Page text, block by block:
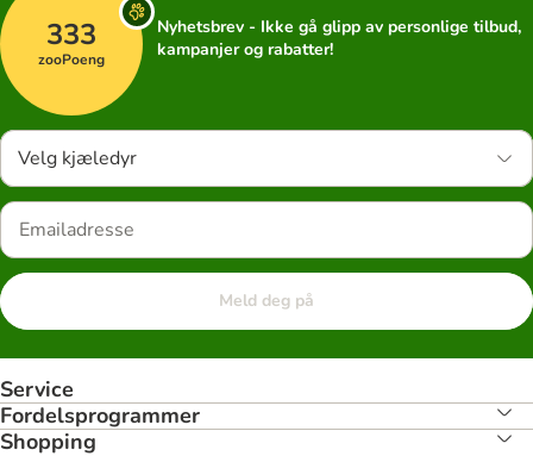
333
zooPoeng
Nyhetsbrev - Ikke gå glipp av personlige tilbud,
kampanjer og rabatter!
Velg kjæledyr
Meld deg på
Service
Fordelsprogrammer
Shopping